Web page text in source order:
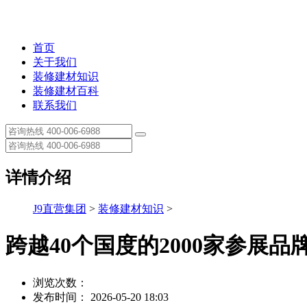
首页
关于我们
装修建材知识
装修建材百科
联系我们
详情介绍
J9直营集团 > 装修建材知识 >
跨越40个国度的2000家参展品
浏览次数：
发布时间： 2026-05-20 18:03